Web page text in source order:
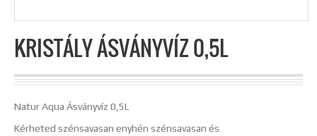
KRISTÁLY ÁSVÁNYVÍZ 0,5L
Natur Aqua Ásványvíz 0,5L
Kérheted szénsavasan enyhén szénsavasan és